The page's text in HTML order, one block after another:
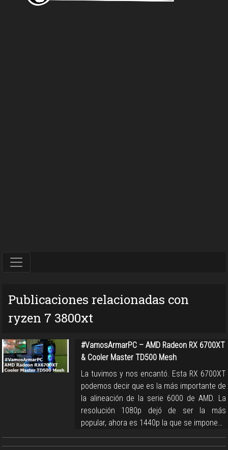
Publicaciones relacionadas con
ryzen 7 3800xt
#VamosArmarPC – AMD Radeon RX 6700XT
& Cooler Master TD500 Mesh
La tuvimos y nos encantó. Esta RX 6700XT
podemos decir que es la más importante de
la alineación de la serie 6000 de AMD. La
resolución 1080p dejó de ser la más
popular, ahora es 1440p la que se impone…